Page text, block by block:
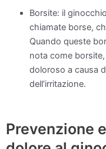
Borsite: il
chiamate borse,
Quando queste
nota come
doloroso a causa
dell’irritazione.
Prevenzione